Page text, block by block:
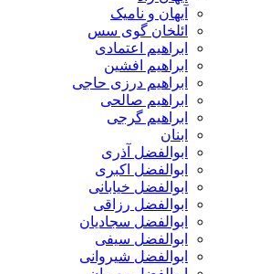
آیهان و نامیک
ائلخان گوی سس
ابراهیم اعتمادی
ابراهیم افشین
ابراهیم درزی حاجی
ابراهیم صالحی
ابراهیم گرجی
ابنان
ابوالفضل آذری
ابوالفضل اکبری
ابوالفضل خیابانی
ابوالفضل رزاقی
ابوالفضل سجادیان
ابوالفضل سیفی
ابوالفضل شیروانی